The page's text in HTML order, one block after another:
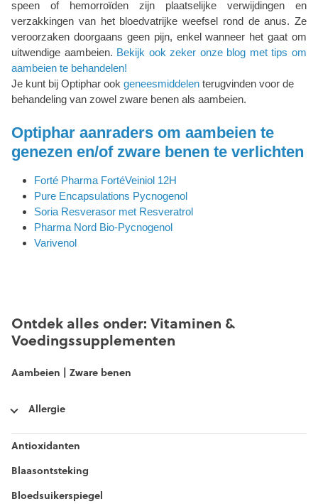
speen of hemorroïden zijn plaatselijke verwijdingen en
verzakkingen van het bloedvatrijke weefsel rond de anus. Ze
veroorzaken doorgaans geen pijn, enkel wanneer het gaat om
uitwendige aambeien. Bekijk ook zeker onze blog met tips om
aambeien te behandelen!
Je kunt bij Optiphar ook geneesmiddelen terugvinden voor de
behandeling van zowel zware benen als aambeien.
Optiphar aanraders om aambeien te
genezen en/of zware benen te verlichten
Forté Pharma FortéVeiniol 12H
Pure Encapsulations Pycnogenol
Soria Resverasor met Resveratrol
Pharma Nord Bio-Pycnogenol
Varivenol
Ontdek alles onder: Vitaminen &
Voedingssupplementen
Aambeien | Zware benen
Allergie
Antioxidanten
Blaasontsteking
Bloedsuikerspiegel